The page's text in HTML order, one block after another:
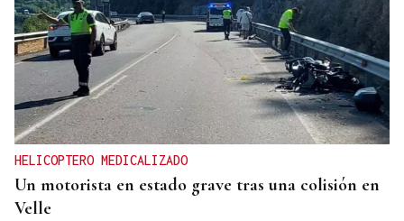
HELICOPTERO MEDICALIZADO
Un motorista en estado grave tras una colisión en
Velle